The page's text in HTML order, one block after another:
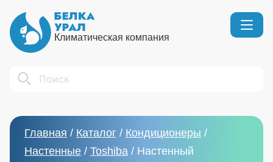
Климатическая компания
Search
Главная / Каталог / Кондиционеры /
Настенные / Toshiba / Настенный
Кондиционеры
Вентиляция
Тепловое оборудование
Реквизиты
Сертификаты